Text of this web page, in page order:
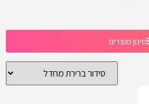
סינון מוצרים